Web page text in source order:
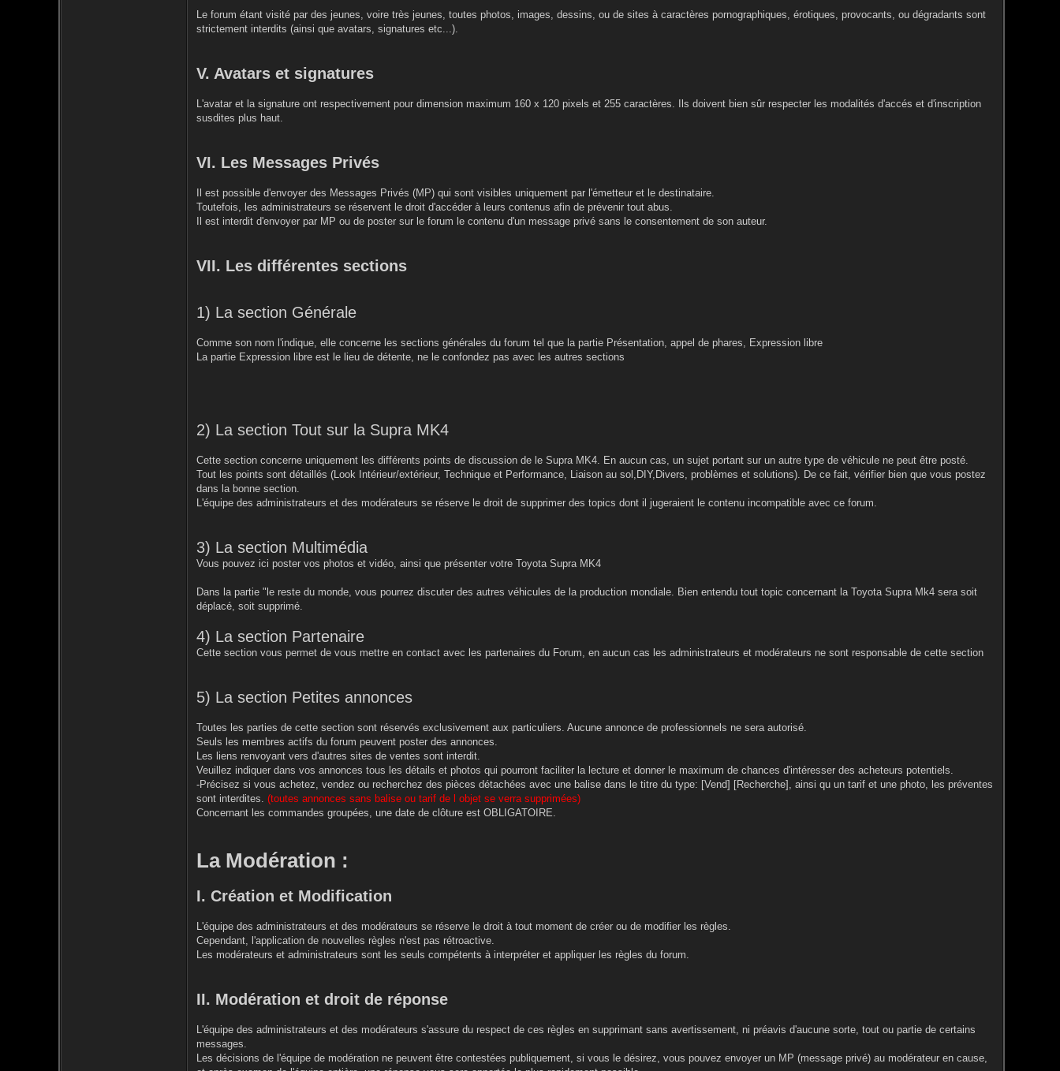
Le forum étant visité par des jeunes, voire très jeunes, toutes photos, images, dessins, ou de sites à caractères pornographiques, érotiques, provocants, ou dégradants sont
strictement interdits (ainsi que avatars, signatures etc...).
V. Avatars et signatures
L'avatar et la signature ont respectivement pour dimension maximum 160 x 120 pixels et 255 caractères. Ils doivent bien sûr respecter les modalités d'accés et d'inscription
susdites plus haut.
VI. Les Messages Privés
Il est possible d'envoyer des Messages Privés (MP) qui sont visibles uniquement par l'émetteur et le destinataire.
Toutefois, les administrateurs se réservent le droit d'accéder à leurs contenus afin de prévenir tout abus.
Il est interdit d'envoyer par MP ou de poster sur le forum le contenu d'un message privé sans le consentement de son auteur.
VII. Les différentes sections
1) La section Générale
Comme son nom l'indique, elle concerne les sections générales du forum tel que la partie Présentation, appel de phares, Expression libre
La partie Expression libre est le lieu de détente, ne le confondez pas avec les autres sections
2) La section Tout sur la Supra MK4
Cette section concerne uniquement les différents points de discussion de le Supra MK4. En aucun cas, un sujet portant sur un autre type de véhicule ne peut être posté.
Tout les points sont détaillés (Look Intérieur/extérieur, Technique et Performance, Liaison au sol,DIY,Divers, problèmes et solutions). De ce fait, vérifier bien que vous postez
dans la bonne section.
L'équipe des administrateurs et des modérateurs se réserve le droit de supprimer des topics dont il jugeraient le contenu incompatible avec ce forum.
3) La section Multimédia
Vous pouvez ici poster vos photos et vidéo, ainsi que présenter votre Toyota Supra MK4
Dans la partie "le reste du monde, vous pourrez discuter des autres véhicules de la production mondiale. Bien entendu tout topic concernant la Toyota Supra Mk4 sera soit
déplacé, soit supprimé.
4) La section Partenaire
Cette section vous permet de vous mettre en contact avec les partenaires du Forum, en aucun cas les administrateurs et modérateurs ne sont responsable de cette section
5) La section Petites annonces
Toutes les parties de cette section sont réservés exclusivement aux particuliers. Aucune annonce de professionnels ne sera autorisé.
Seuls les membres actifs du forum peuvent poster des annonces.
Les liens renvoyant vers d'autres sites de ventes sont interdit.
Veuillez indiquer dans vos annonces tous les détails et photos qui pourront faciliter la lecture et donner le maximum de chances d'intéresser des acheteurs potentiels.
-Précisez si vous achetez, vendez ou recherchez des pièces détachées avec une balise dans le titre du type: [Vend] [Recherche], ainsi qu un tarif et une photo, les préventes
sont interdites. (toutes annonces sans balise ou tarif de l objet se verra supprimées)
Concernant les commandes groupées, une date de clôture est OBLIGATOIRE.
La Modération :
I. Création et Modification
L'équipe des administrateurs et des modérateurs se réserve le droit à tout moment de créer ou de modifier les règles.
Cependant, l'application de nouvelles règles n'est pas rétroactive.
Les modérateurs et administrateurs sont les seuls compétents à interpréter et appliquer les règles du forum.
II. Modération et droit de réponse
L'équipe des administrateurs et des modérateurs s'assure du respect de ces règles en supprimant sans avertissement, ni préavis d'aucune sorte, tout ou partie de certains
messages.
Les décisions de l'équipe de modération ne peuvent être contestées publiquement, si vous le désirez, vous pouvez envoyer un MP (message privé) au modérateur en cause,